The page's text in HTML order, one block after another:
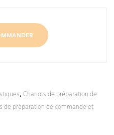
, Chariots de préparation de
de préparation de commande et